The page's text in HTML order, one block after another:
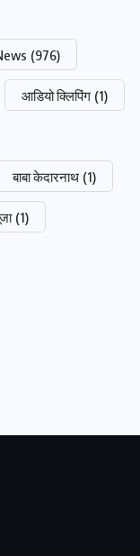
(976)
आडियो क्लिपिंग (1)
बाबा केदारनाथ (1)
(1)